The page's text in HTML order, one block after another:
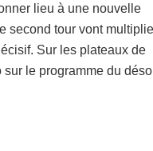
lieu à une nouvelle
second tour vont
Sur les plateaux de
le programme du